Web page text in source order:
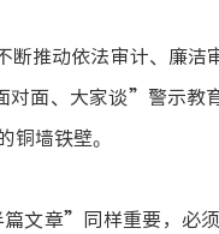
推动依法审计、廉洁
对面、大家谈”警示教
墙铁壁。
文章”同样重要，必